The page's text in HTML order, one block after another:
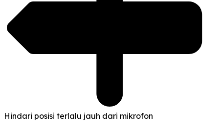
Hindari posisi terlalu jauh dari mikrofon